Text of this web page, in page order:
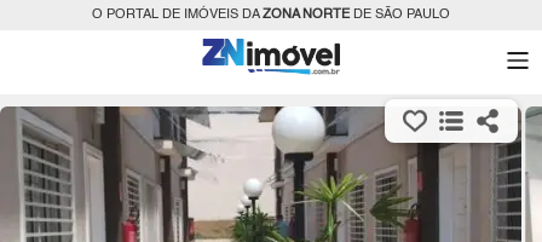
O PORTAL DE IMÓVEIS DAZONA NORTEDE SÃO PAULO